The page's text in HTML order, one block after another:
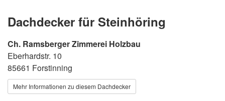
Dachdecker für Steinhöring
Ch. Ramsberger Zimmerei Holzbau
Eberhardstr. 10
85661 Forstinning
Mehr Informationen zu diesem Dachdecker